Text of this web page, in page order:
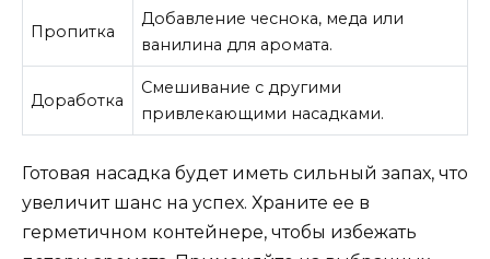
Пропитка
Добавление чеснока, меда или
ванилина для аромата.
Доработка
Смешивание с другими
привлекающими насадками.
Готовая насадка будет иметь сильный запах, что
увеличит шанс на успех. Храните ее в
герметичном контейнере, чтобы избежать